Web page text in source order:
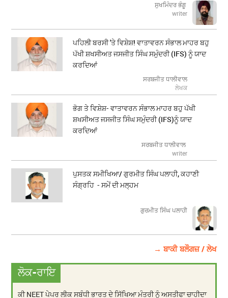
ਸੁਖਮਿੰਦਰ ਭੰਗੂ
writer
ਪਹਿਲੀ ਬਰਸੀ 'ਤੇ ਵਿਸ਼ੇਸ਼! ਵਾਤਾਵਰਨ ਸੰਭਾਲ ਮਾਹਰ ਬਹੁ
ਪੱਖੀ ਸ਼ਖਸੀਅਤ ਜਸਜੀਤ ਸਿੰਘ ਸਮੁੰਦਰੀ (IFS) ਨੂੰ ਯਾਦ
ਕਰਦਿਆਂ
ਸਰਬਜੀਤ ਧਾਲੀਵਾਲ
ਲੇਖਕ
ਭੋਗ ਤੇ ਵਿਸ਼ੇਸ਼- ਵਾਤਾਵਰਨ ਸੰਭਾਲ ਮਾਹਰ ਬਹੁ ਪੱਖੀ
ਸ਼ਖਸੀਅਤ ਜਸਜੀਤ ਸਿੰਘ ਸਮੁੰਦਰੀ (IFS)ਨੂੰ ਯਾਦ
ਕਰਦਿਆਂ
ਸਰਬਜੀਤ ਧਾਲੀਵਾਲ
writer
ਪੁਸਤਕ ਸਮੀਖਿਆ/ ਗੁਰਮੀਤ ਸਿੰਘ ਪਲਾਹੀ, ਕਹਾਣੀ
ਸੰਗ੍ਰਹਿ - ਸਮੇਂ ਦੀ ਮਲ੍ਹਮ
ਗੁਰਮੀਤ ਸਿੰਘ ਪਲਾਹੀ
→ ਬਾਕੀ ਬਲੌਗਜ਼ / ਲੇਖ
ਲੋਕ-ਰਾਇ
ਕੀ NEET ਪੇਪਰ ਲੀਕ ਸਬੰਧੀ ਭਾਰਤ ਦੇ ਸਿੱਖਿਆ ਮੰਤਰੀ ਨੂੰ ਅਸਤੀਫਾ ਚਾਹੀਦਾ